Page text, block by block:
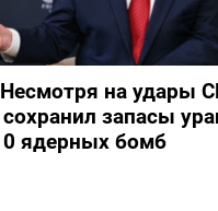
Несмотря на удары
запасы
ядерных бомб